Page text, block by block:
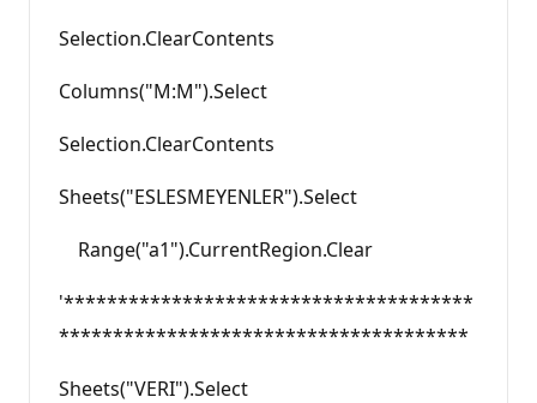
Selection.ClearContents
Columns("M:M").Select
Selection.ClearContents
Sheets("ESLESMEYENLER").Select
Range("a1").CurrentRegion.Clear
'**************************************
**************************************
Sheets("VERI").Select